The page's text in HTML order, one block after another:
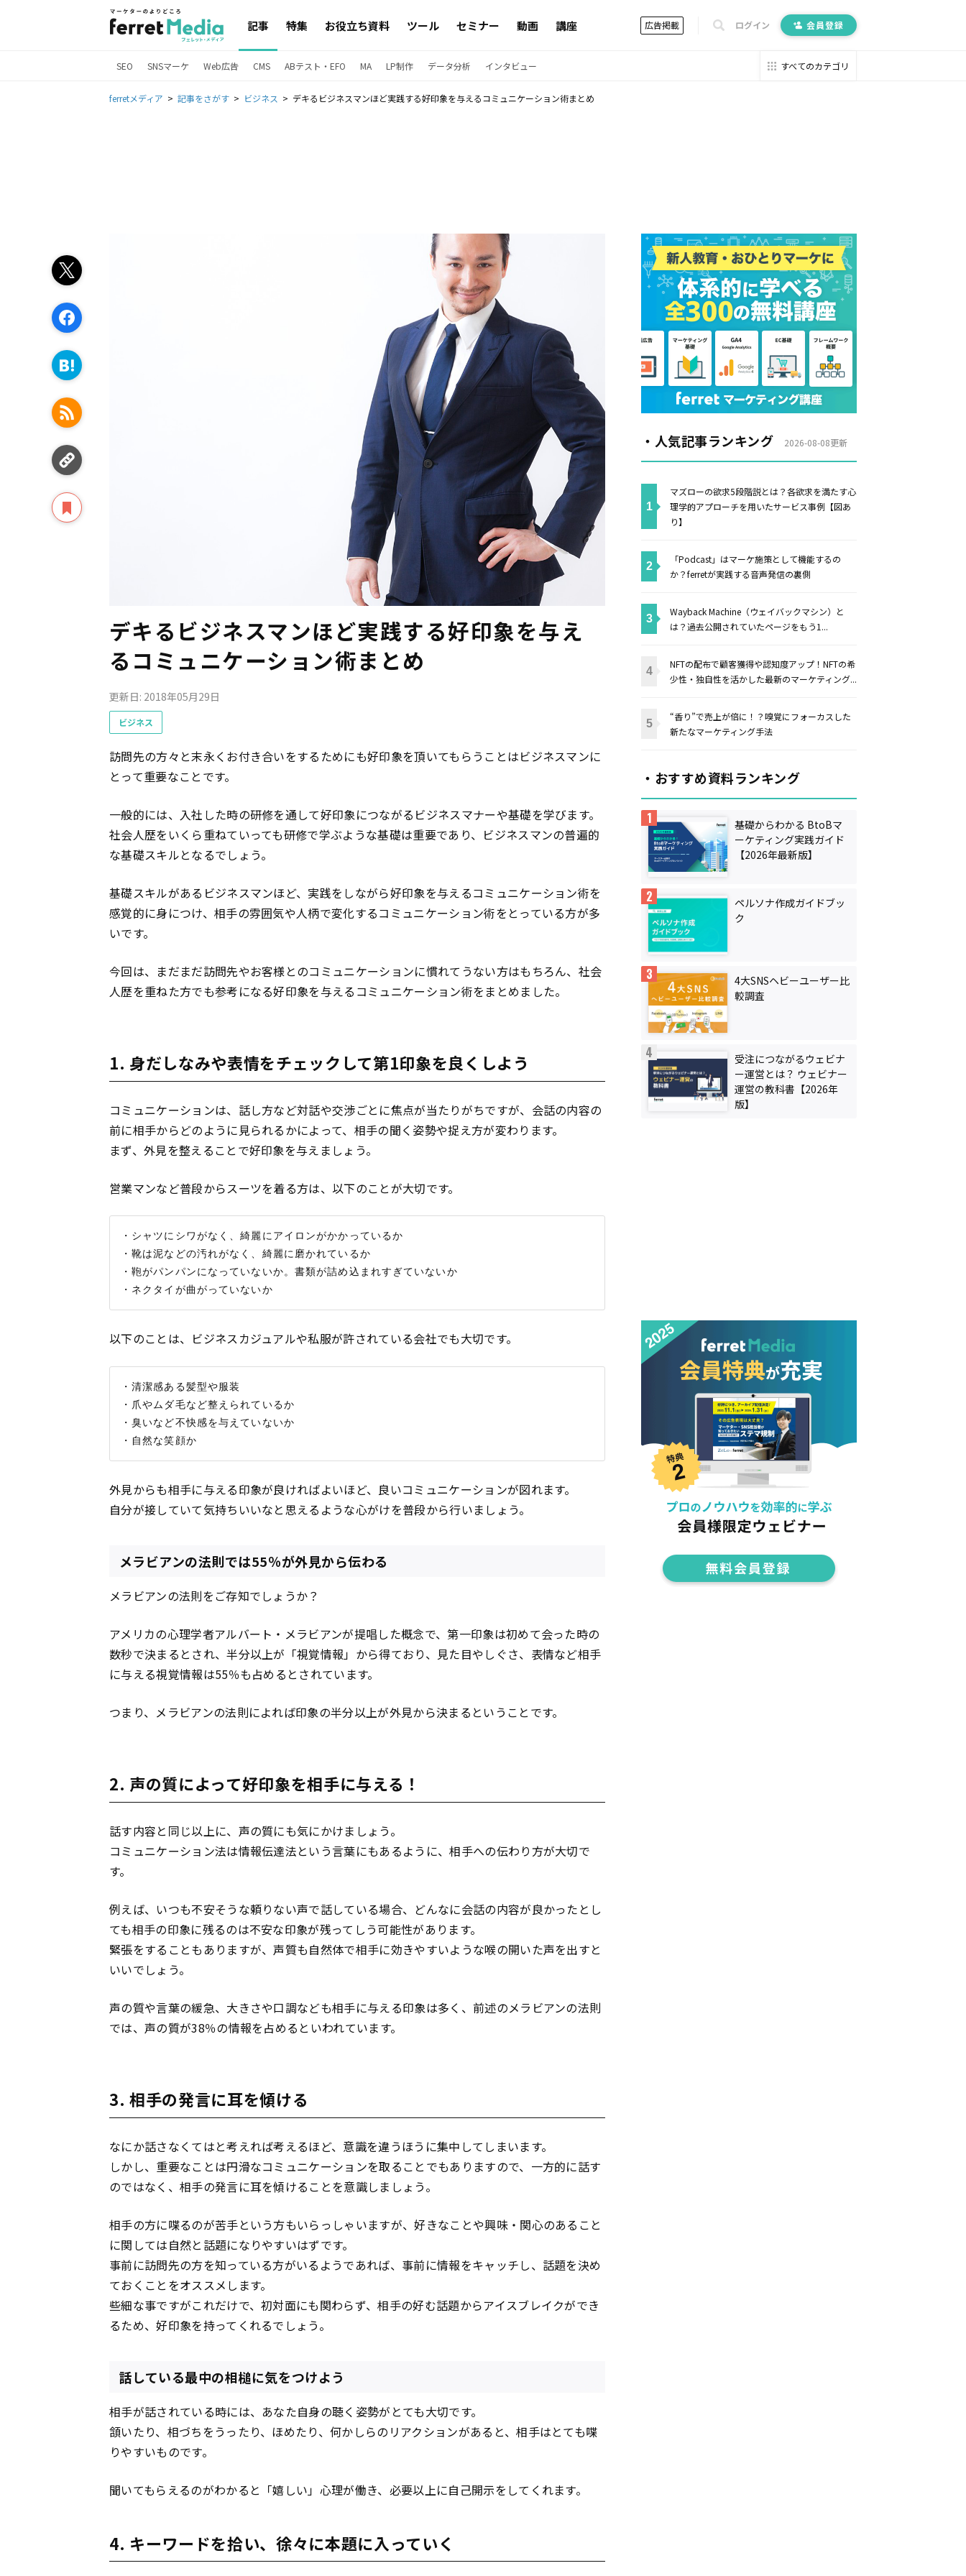
記事 特集 お役立ち資料 ツール セミナー 動画 講座 広告掲載 ログイン 会員登録
SEO SNSマーケ Web広告 CMS ABテスト・EFO MA LP制作 データ分析 インタビュー すべてのカテゴリ
ferretメディア 記事をさがす ビジネス デキるビジネスマンほど実践する好印象を与えるコミュニケーション術まとめ
デキるビジネスマンほど実践する好印象を与え
るコミュニケーション術まとめ
更新日: 2018年05月29日
ビジネス
訪問先の方々と末永くお付き合いをするためにも好印象を頂いてもらうことはビジネスマンに
とって重要なことです。
一般的には、入社した時の研修を通して好印象につながるビジネスマナーや基礎を学びます。
社会人歴をいくら重ねていっても研修で学ぶような基礎は重要であり、ビジネスマンの普遍的
な基礎スキルとなるでしょう。
基礎スキルがあるビジネスマンほど、実践をしながら好印象を与えるコミュニケーション術を
感覚的に身につけ、相手の雰囲気や人柄で変化するコミュニケーション術をとっている方が多
いです。
今回は、まだまだ訪問先やお客様とのコミュニケーションに慣れてうない方はもちろん、社会
人歴を重ねた方でも参考になる好印象を与えるコミュニケーション術をまとめました。
1. 身だしなみや表情をチェックして第1印象を良くしよう
コミュニケーションは、話し方など対話や交渉ごとに焦点が当たりがちですが、会話の内容の
前に相手からどのように見られるかによって、相手の聞く姿勢や捉え方が変わります。
まず、外見を整えることで好印象を与えましょう。
営業マンなど普段からスーツを着る方は、以下のことが大切です。
・シャツにシワがなく、綺麗にアイロンがかかっているか
・靴は泥などの汚れがなく、綺麗に磨かれているか
・鞄がパンパンになっていないか。書類が詰め込まれすぎていないか
以下のことは、ビジネスカジュアルや私服が許されている会社でも大切です。
・清潔感ある髪型や服装
・爪やムダ毛など整えられているか
・臭いなど不快感を与えていないか
外見からも相手に与える印象が良ければよいほど、良いコミュニケーションが図れます。
自分が接していて気持ちいいなと思えるような心がけを普段から行いましょう。
メラビアンの法則では55％が外見から伝わる
メラビアンの法則をご存知でしょうか？
アメリカの心理学者アルバート・メラビアンが提唱した概念で、第一印象は初めて会った時の
数秒で決まるとされ、半分以上が「視覚情報」から得ており、見た目やしぐさ、表情など相手
に与える視覚情報は55％も占めるとされています。
つまり、メラビアンの法則によれば印象の半分以上が外見から決まるということです。
2. 声の質によって好印象を相手に与える！
話す内容と同じ以上に、声の質にも気にかけましょう。
コミュニケーション法は情報伝達法という言葉にもあるように、相手への伝わり方が大切で
す。
例えば、いつも不安そうな頼りない声で話している場合、どんなに会話の内容が良かったとし
ても相手の印象に残るのは不安な印象が残ってしう可能性があります。
緊張をすることもありますが、声質も自然体で相手に効きやすいような喉の開いた声を出すと
いいでしょう。
声の質や言葉の緩急、大きさや口調なども相手に与える印象は多く、前述のメラビアンの法則
では、声の質が38％の情報を占めるといわれています。
3. 相手の発言に耳を傾ける
なにか話さなくてはと考えれば考えるほど、意識を違うほうに集中してしまいます。
しかし、重要なことは円滑なコミュニケーションを取ることでもありますので、一方的に話す
のではなく、相手の発言に耳を傾けることを意識しましょう。
相手の方に喋るのが苦手という方もいらっしゃいますが、好きなことや興味・関心のあること
に関しては自然と話題になりやすいはずです。
事前に訪問先の方を知っている方がいるようであれば、事前に情報をキャッチし、話題を決め
ておくことをオススメします。
些細な事ですがこれだけで、初対面にも関わらず、相手の好む話題からアイスブレイクができ
るため、好印象を持ってくれるでしょう。
話している最中の相槌に気をつけよう
相手が話されている時には、あなた自身の聴く姿勢がとても大切です。
頷いたり、相づちをうったり、ほめたり、何かしらのリアクションがあると、相手はとても喋
りやすいものです。
聞いてもらえるのがわかると「嬉しい」心理が働き、必要以上に自己開示をしてくれます。
4. キーワードを拾い、徐々に本題に入っていく
・人気記事ランキング 2026-08-08更新
マズローの欲求5段階説とは？各欲求を満たす心
理学的アプローチを用いたサービス事例【図あ
り】
「Podcast」はマーケ施策として機能するの
か？ferretが実践する音声発信の裏側
Wayback Machine（ウェイバックマシン）と
は？過去公開されていたページをもう1...
NFTの配布で顧客獲得や認知度アップ！NFTの希
少性・独自性を活かした最新のマーケティング...
“香り”で売上が倍に！？嗅覚にフォーカスした
新たなマーケティング手法
・おすすめ資料ランキング
基礎からわかる BtoBマ
ーケティング実践ガイド
【2026年最新版】
ペルソナ作成ガイドブッ
ク
4大SNSヘビーユーザー比
較調査
受注につながるウェビナ
ー運営とは？ ウェビナー
運営の教科書【2026年
版】